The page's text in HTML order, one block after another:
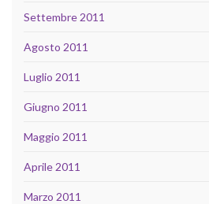
Settembre 2011
Agosto 2011
Luglio 2011
Giugno 2011
Maggio 2011
Aprile 2011
Marzo 2011